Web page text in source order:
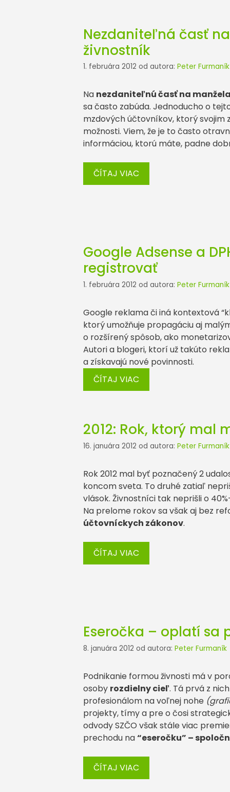
Nezdaniteľná časť
živnostník
1. februára 2012 od autora: Peter Furmaník
Na nezdaniteľnú časť na
sa často zabúda. Jednoducho o
mzdových účtovníkov, ktorý
možnosti. Viem, že je to často
informáciou, ktorú máte, padne
ČÍTAJ VIAC
Google Adsense a
registrovať
1. februára 2012 od autora: Peter Furmaník
Google reklama či iná kontextová
ktorý umožňuje propagáciu aj
o rozšírený spôsob, ako
Autori a blogeri, ktorí už takúto
a získavajú nové povinnosti.
ČÍTAJ VIAC
2012: Rok, ktorý mal
16. januára 2012 od autora: Peter Furmaník
Rok 2012 mal byť poznačený 2
koncom sveta. To druhé zatiaľ
vlások. Živnostníci tak neprišli o
Na prelome rokov sa však aj bez
účtovníckych zákonov.
ČÍTAJ VIAC
Eseročka – oplatí sa
8. januára 2012 od autora: Peter Furmaník
Podnikanie formou živnosti má v
osoby rozdielny cieľ. Tá prvá z
profesionálom na voľnej nohe
projekty, tímy a pre o čosi
odvody SZČO však stále viac
prechodu na“eseročku” –
ČÍTAJ VIAC